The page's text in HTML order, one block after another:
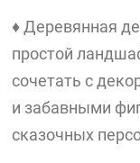
♦ Деревянная
простой
сочетать с
и забавными
сказочных